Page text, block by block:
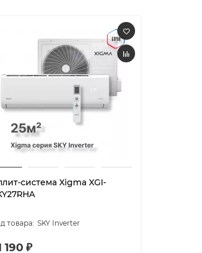
система Xigma XGI-
SKY Inverter
190 ₽